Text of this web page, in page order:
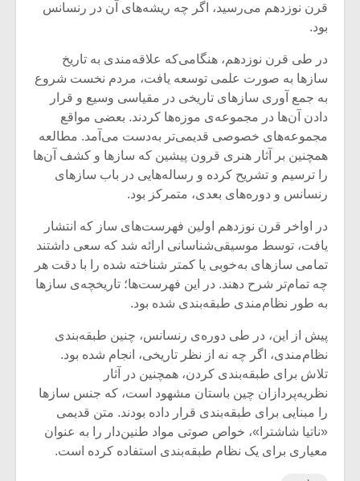
قرن نوزدهم می‌رسید، اگر چه ریشه‌های آن در رنسانس
بود.
در طی قرن نوزدهم، هنگامی‌که علاقه‌مندی به تاریخ
ساز‌ها به صورت علمی توسعه یافت، مردم نخست شروع
به جمع آوری سازهای تاریخی در مقیاسی وسیع و قرار
دادن آن‌ها در مجموعه‌ی موزه‌ها کردند. بعضی مواقع
مجموعه‌های خصوصی قدیمی‌تر به‌دست‌ می‌آمد. مطالعه
همچنین بر آثار هنری قرون پیشین که سازها و کشف آن‌ها
را ترسیم و تشریح کرده و رساله‌هایی در باب سازهای
رنسانس و دوره‌های بعدی، متمرکز بود.
در اواخر قرن نوزدهم اولین فهرست‌های ساز که انتشار
یافت، توسط موسیقی‌شناسانی ارائه شد که سعی داشتند
تمامی سازهای به‌خوبی یا کمتر شناخته شده را با دقت هر
چه تمام‌تر شرح دهند. در این فهرست‌ها؛ تاریخچه‌ی سازها
به طور نظام‌مندی طبقه‌بندی شده بود.
پیش از این، در طی دوره‌ی رنسانس، چنین طبقه‌بندی
نظام‌مندی، اگر چه نه از نظر تاریخی، انجام شده بود.
تلاش برای طبقه‌بندی کردن، همچنین در آثار
نظریه‌پردازان چین باستان مشهود است، که جنس سازها
را مبنایی برای طبقه‌بندی قرار داده بودند. متن قدیمی
«ناتیا شاشترا»، خواص صوتی مواد طنین‌دار را به عنوان
معیاری برای یک نظام طبقه‌بندی استفاده کرده است.